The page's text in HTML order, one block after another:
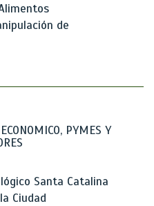
de
PYMES Y
Santa Catalina
Ciudad